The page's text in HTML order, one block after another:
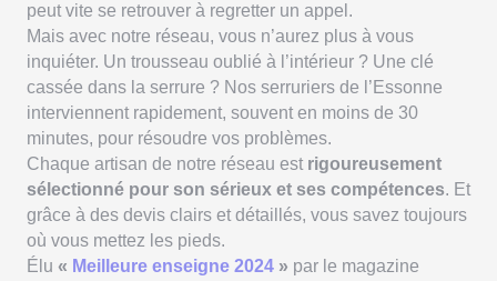
peut vite se retrouver à regretter un appel.
Mais avec notre réseau, vous n’aurez plus à vous
inquiéter. Un trousseau oublié à l’intérieur ? Une clé
cassée dans la serrure ? Nos serruriers de l’Essonne
interviennent rapidement, souvent en moins de 30
minutes, pour résoudre vos problèmes.
Chaque artisan de notre réseau est rigoureusement
sélectionné pour son sérieux et ses compétences. Et
grâce à des devis clairs et détaillés, vous savez toujours
où vous mettez les pieds.
Élu « Meilleure enseigne 2024 » par le magazine